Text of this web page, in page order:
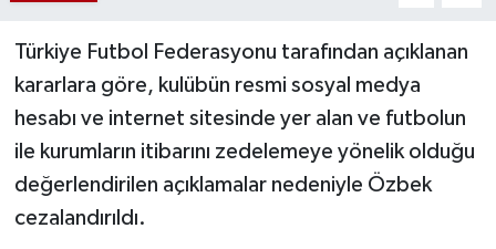
Türkiye Futbol Federasyonu tarafından açıklanan
kararlara göre, kulübün resmi sosyal medya
hesabı ve internet sitesinde yer alan ve futbolun
ile kurumların itibarını zedelemeye yönelik olduğu
değerlendirilen açıklamalar nedeniyle Özbek
cezalandırıldı.